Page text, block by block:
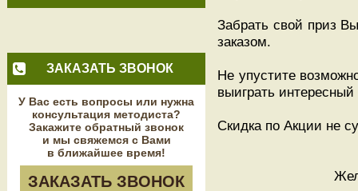
ЗАКАЗАТЬ ЗВОНОК
У Вас есть вопросы или нужна
консультация методиста?
Закажите обратный звонок
и мы свяжемся с Вами
в ближайшее время!
ЗАКАЗАТЬ ЗВОНОК
Забрать свой приз
заказом.
Не упустите
выиграть
Скидка по Акции не